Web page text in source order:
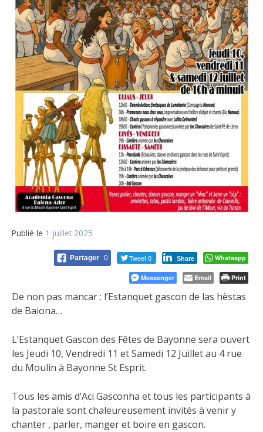
Publié le 1 juillet 2025
Partager 0 Tweet 0 Share Whatsapp
Messenger Email Print
De non pas mancar : l’Estanquet gascon de las hèstas
de Baiona…
L’Estanquet Gascon des Fêtes de Bayonne sera ouvert
les Jeudi 10, Vendredi 11 et Samedi 12 Juillet au 4 rue
du Moulin à Bayonne St Esprit.
Tous les amis d’Aci Gasconha et tous les participants à
la pastorale sont chaleureusement invités à venir y
chanter , parler, manger et boire en gascon.